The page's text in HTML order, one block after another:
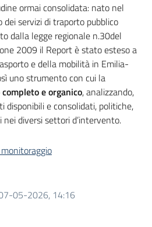
ormai consolidata: nato nel
servizi di traporto pubblico
dalla legge regionale n.30del
2009 il Report è stato esteso a
e della mobilità in Emilia-
uno strumento con cui la
e organico, analizzando,
disponibili e consolidati, politiche,
diversi settori d’intervento.
05-2026, 14:16